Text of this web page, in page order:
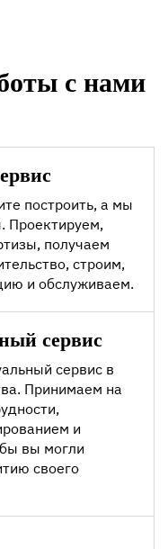
с нами
построить, а мы
Проектируем,
получаем
строим,
и обслуживаем.
сервис
сервис в
Принимаем на
и
вы могли
своего